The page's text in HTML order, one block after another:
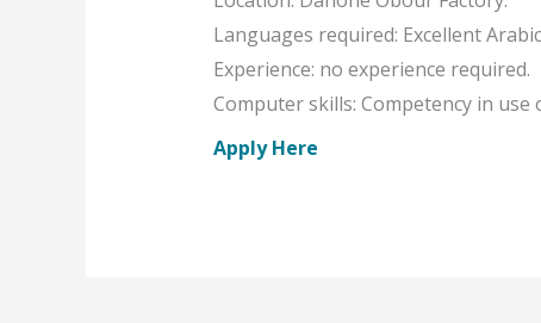
Languages required: Excellent
Experience: no experience required.
Computer skills: Competency in use
Apply Here